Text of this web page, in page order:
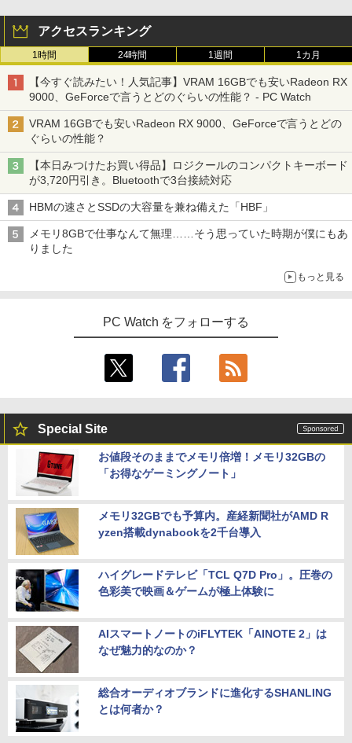
ws11 Office付｜テンキー DVD 搭載｜C
ore i5 第7世代 メモリ 8GB SSD 256GB
｜店長厳選 Lenovo ThinkPad 15.6型 Bl
uetooth Wi-Fi 無線｜中古 パソコン 中古
￥29,800
3
Xiaomi シャオミ REDMI Pad 2 6+128G
B ラベンダーパープル 11型Androidタブ
レット 6GB/128GB/WiFi VHU5864JP
￥29,981
【P最大15倍還元】2025年新生活応援！
激安！ノートパソコン Office搭載 初期設
型FHD液晶 Webカメラ 日本語配列キー
ボード付き テレワーク・在宅勤務・オン
￥31,980
5
DELL Inspiron15 5583 Windows11 64
bit WEBカメラ HDMI テンキー Core i7 8
565U メモリー8GB 高速SSD256GB+HD
D1TB 無線LAN DVDマルチ A4サイズ フ
￥34,800
2
【楽天ランキング1位！】デスクトップパ
ソコン 一体型pc 23.8型 フルHD液晶一体
型 デスクトップパソコン インテル Core
7【Windows 11搭載】USB 2.0 USB 3.0
~16GB SSD 256~2048GB PSE認証済
￥49,800
【エントリーでポイント100％還元のチ
ャンス】GMKtec M8 ミニPC【AMD Ryz
en 5 PRO 6650H 16GB 512GB】4.5GH
z 6コア 12スレッド OCuLink Windows
11 Pro LPDDR5 6400MT/s 16T増設 3画
面2.5GbpsLAN Bluetooth5.2 WiFi HD
ャンス】GMKtec ミニPC M3Pro Intel C
ore i5 13500H 最大4.7GHz 12コア16ス
Windows11 Pro WiFi 6E Bluetooth 5.2
HDMI 4K 3画面 高速LAN パソコン mini
pc 業務用
￥99,998
5
ガレリア ゲーミングPC デスクトップパ
ソコン Core Ultra 7 265F RTX 5070 Ti
Home GALLERIA XPC7M-R57T-GD 186
18-5097
モニター 21.5インチ 120Hz モニター 2
2インチ pcモニター フルhd 非光沢 液晶
ディスプレイ Adaptive Sync VESA対応
フレームレス HDMI*2 ブルーライト軽減
ニター目に優しい HDMIケーブル付
￥9,980
液晶モニター PCディスプレイ 23.8 24イ
ンチ 144Hz 1ms IPS フルHD ノングレア
非光沢 ブルーライトカット HDMI VGA
スピーカー内蔵 ヘッドホン端子 VESA対
応 テレワーク 在宅勤務 法人向け オフィ
ス TERRA 2441W
ゲーミングモニター 23.8インチ PCモニ
ター 100Hz 1920×1080 FHD 1080p 5ms
非光沢 VA simplus シンプラス SP-NMT
23【送料無料】【レビューでモニターク
5
26 ディスプレイ 1080P 23.8インチ 144
Hzリフレッシュレート sRGB99% 1670
万色 300nits ΔE＜1 低ブルーライト 大
スタンド VESA
￥12,580
3 1OC Vol.7 （TJMOOK）
￥1,650
4
日本集中治療医学会 専門医テキスト
第4版 [ 一般社団法人日本集中治療医学会
教育委員会 ]
￥22,000
タッチペンで音が聞ける！ はじめてずか
3歳 4歳 小学館 タッチペン 図鑑 ずかん
はじめて 英語 プレゼント クリスマス お
￥5,478
アクセスランキング
1時間 24時間 1週間 1カ月
【今すぐ読みたい！人気記事】VRAM 16GBでも安いRadeon RX
9000、GeForceで言うとどのぐらいの性能？ - PC Watch
VRAM 16GBでも安いRadeon RX 9000、GeForceで言うとどの
ぐらいの性能？
【本日みつけたお買い得品】ロジクールのコンパクトキーボード
が3,720円引き。Bluetoothで3台接続対応
HBMの速さとSSDの大容量を兼ね備えた「HBF」
メモリ8GBで仕事なんて無理……そう思っていた時期が僕にもあ
りました
もっと見る
PC Watch をフォローする
Special Site
お値段そのままでメモリ倍増！メモリ32GBの
「お得なゲーミングノート」
メモリ32GBでも予算内。産経新聞社がAMD R
yzen搭載dynabookを2千台導入
ハイグレードテレビ「TCL Q7D Pro」。圧巻の
色彩美で映画＆ゲームが極上体験に
AIスマートノートのiFLYTEK「AINOTE 2」は
なぜ魅力的なのか？
総合オーディオブランドに進化するSHANLING
とは何者か？